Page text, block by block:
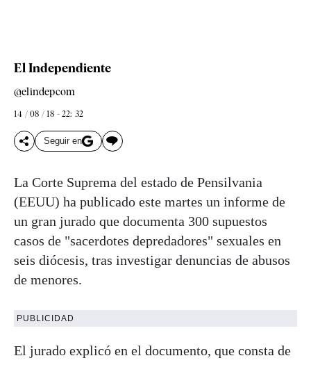
El Independiente
@elindepcom
14 / 08 / 18 - 22: 32
Seguir en
La Corte Suprema del estado de Pensilvania
(EEUU) ha publicado este martes un informe de
un gran jurado que documenta 300 supuestos
casos de "sacerdotes depredadores" sexuales en
seis diócesis, tras investigar denuncias de abusos
de menores.
PUBLICIDAD
El jurado explicó en el documento, que consta de